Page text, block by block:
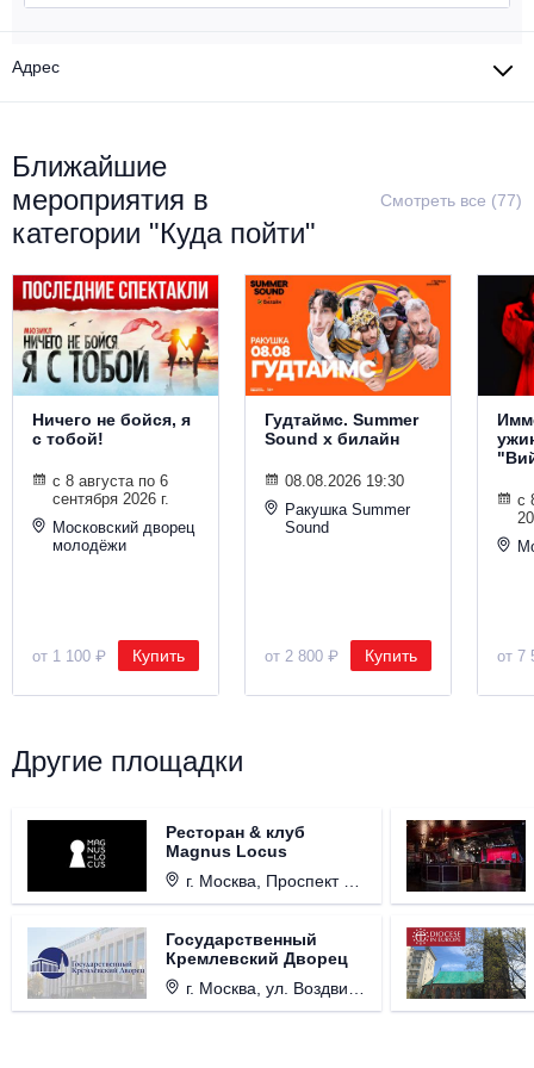
Адрес
Ближайшие
мероприятия в
категории "Куда пойти"
Смотреть все (77)
Ничего не бойся, я
с тобой!
с 8 августа по 6
сентября 2026 г.
Московский дворец
молодёжи
от 1 100 ₽ Купить
Гудтаймс. Summer
Sound х билайн
08.08.2026 19:30
Ракушка Summer
Sound
от 2 800 ₽ Купить
с
от 7
Другие площадки
Ресторан & клуб
Magnus Locus
г. Москва, Проспект Мира, д. 12, стр. 9.
Государственный
Кремлевский Дворец
г. Москва, ул. Воздвиженка, д. 1, Кремль.